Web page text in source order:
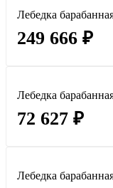
Лебедка
249 666 ₽
Лебедка
72 627 ₽
Лебедка